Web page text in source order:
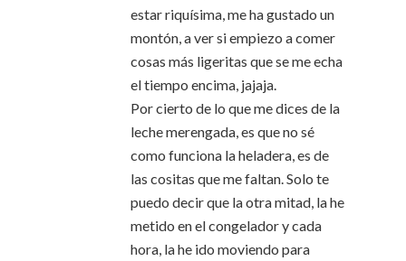
estar riquísima, me ha gustado un
montón, a ver si empiezo a comer
cosas más ligeritas que se me echa
el tiempo encima, jajaja.
Por cierto de lo que me dices de la
leche merengada, es que no sé
como funciona la heladera, es de
las cositas que me faltan. Solo te
puedo decir que la otra mitad, la he
metido en el congelador y cada
hora, la he ido moviendo para